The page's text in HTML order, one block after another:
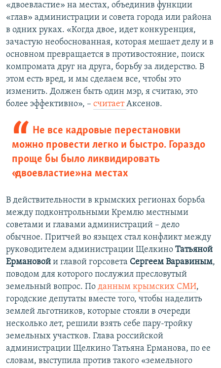
«двоевластие» на местах, объединив функции
«глав» администрации и совета города или района
в одних руках. «Когда двое, идет конкуренция,
зачастую необоснованная, которая мешает делу и в
основном превращается в противостояние, поиск
компромата друг на друга, борьбу за лидерство. В
этом есть вред, и мы сделаем все, чтобы это
изменить. Должен быть один мэр, я считаю, это
более эффективно», – считаетАксенов.
Не все кадровые перестановки
можно провести легко и быстро. Гораздо
проще бы было ликвидировать
«двоевластие» на местах
В действительности в крымских регионах борьба
между подконтрольными Кремлю местными
советами и главами администраций – дело
обычное. Притчей во языцех стал конфликт между
руководителем администрации Щелкино Татьяной
Ермановой и главой горсовета Сергеем Варавиным,
поводом для которого послужил пресловутый
земельный вопрос. По данным крымских СМИ,
городские депутаты вместе того, чтобы наделить
землей льготников, которые стояли в очереди
несколько лет, решили взять себе пару-тройку
земельных участков. Глава российской
администрации Щелкино Татьяна Ерманова, по ее
словам, выступила против такого «земельного